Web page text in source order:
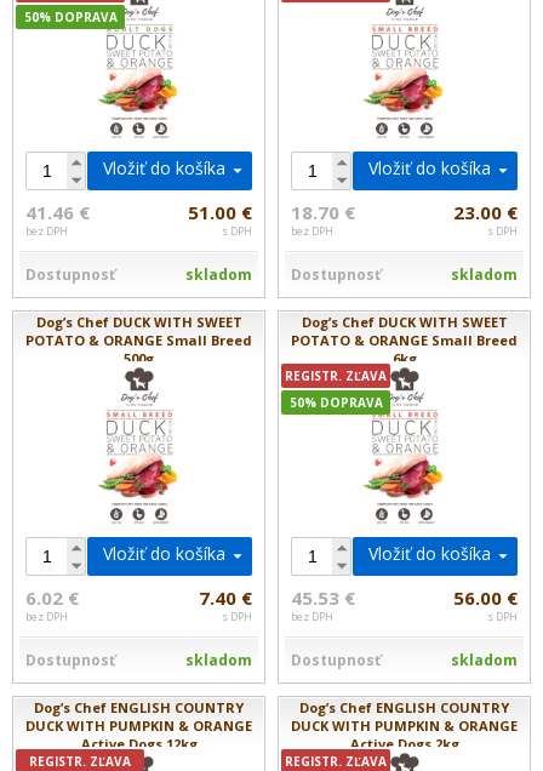
50% DOPRAVA
Vložiť do košíka
41.46 €
bez DPH
51.00 €
s DPH
Dostupnosť skladom
Vložiť do košíka
18.70 €
bez DPH
23.00 €
s DPH
Dostupnosť skladom
Dog’s Chef DUCK WITH SWEET
POTATO & ORANGE Small Breed
500g
Vložiť do košíka
6.02 €
bez DPH
7.40 €
s DPH
Dostupnosť skladom
Dog’s Chef DUCK WITH SWEET
POTATO & ORANGE Small Breed
6kg
REGISTR. ZĽAVA
50% DOPRAVA
Vložiť do košíka
45.53 €
bez DPH
56.00 €
s DPH
Dostupnosť skladom
Dog’s Chef ENGLISH COUNTRY
DUCK WITH PUMPKIN & ORANGE
Active Dogs 12kg
REGISTR. ZĽAVA
Dog’s Chef ENGLISH COUNTRY
DUCK WITH PUMPKIN & ORANGE
Active Dogs 2kg
REGISTR. ZĽAVA